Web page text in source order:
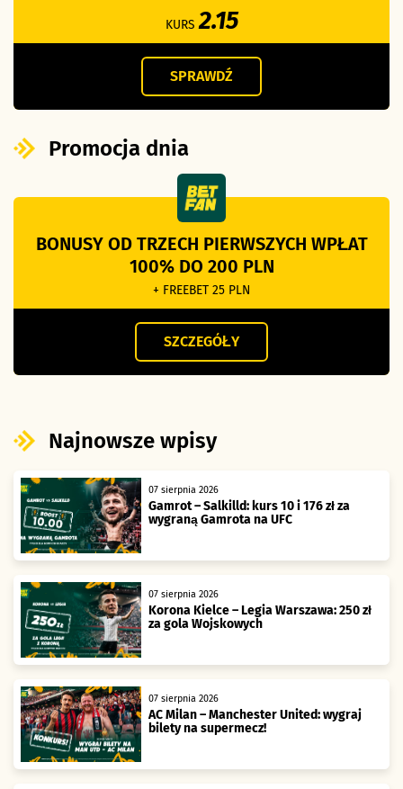
KURS2.15
SPRAWDŹ
Promocja dnia
BONUSY OD TRZECH PIERWSZYCH WPŁAT
100% DO 200 PLN
+ FREEBET 25 PLN
SZCZEGÓŁY
Najnowsze wpisy
07 sierpnia 2026
Gamrot – Salkilld: kurs 10 i 176 zł za
wygraną Gamrota na UFC
07 sierpnia 2026
Korona Kielce – Legia Warszawa: 250 zł
za gola Wojskowych
07 sierpnia 2026
AC Milan – Manchester United: wygraj
bilety na supermecz!